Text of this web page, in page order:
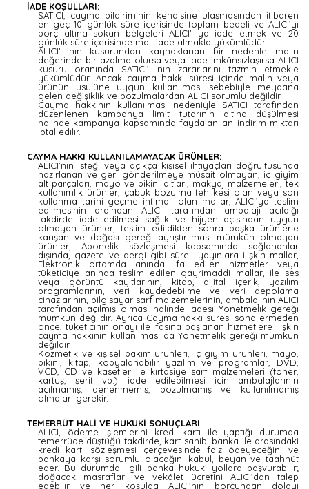
İADE KOŞULLARI:
SATICI, cayma bildiriminin kendisine ulaşmasından itibaren
en geç 10 günlük süre içerisinde toplam bedeli ve ALICI’yı
borç altına sokan belgeleri ALICI’ ya iade etmek ve 20
günlük süre içerisinde malı iade almakla yükümlüdür.
ALICI’ nın kusurundan kaynaklanan bir nedenle malın
değerinde bir azalma olursa veya iade imkânsızlaşırsa ALICI
kusuru oranında SATICI’ nın zararlarını tazmin etmekle
yükümlüdür. Ancak cayma hakkı süresi içinde malın veya
ürünün usulüne uygun kullanılması sebebiyle meydana
gelen değişiklik ve bozulmalardan ALICI sorumlu değildir.
Cayma hakkının kullanılması nedeniyle SATICI tarafından
düzenlenen kampanya limit tutarının altına düşülmesi
halinde kampanya kapsamında faydalanılan indirim miktarı
iptal edilir.
CAYMA HAKKI KULLANILAMAYACAK ÜRÜNLER:
ALICI’nın isteği veya açıkça kişisel ihtiyaçları doğrultusunda
hazırlanan ve geri gönderilmeye müsait olmayan, iç giyim
alt parçaları, mayo ve bikini altları, makyaj malzemeleri, tek
kullanımlık ürünler, çabuk bozulma tehlikesi olan veya son
kullanma tarihi geçme ihtimali olan mallar, ALICI’ya teslim
edilmesinin ardından ALICI tarafından ambalajı açıldığı
takdirde iade edilmesi sağlık ve hijyen açısından uygun
olmayan ürünler, teslim edildikten sonra başka ürünlerle
karışan ve doğası gereği ayrıştırılması mümkün olmayan
ürünler, Abonelik sözleşmesi kapsamında sağlananlar
dışında, gazete ve dergi gibi süreli yayınlara ilişkin mallar,
Elektronik ortamda anında ifa edilen hizmetler veya
tüketiciye anında teslim edilen gayrimaddi mallar, ile ses
veya görüntü kayıtlarının, kitap, dijital içerik, yazılım
programlarının, veri kaydedebilme ve veri depolama
cihazlarının, bilgisayar sarf malzemelerinin, ambalajının ALICI
tarafından açılmış olması halinde iadesi Yönetmelik gereği
mümkün değildir. Ayrıca Cayma hakkı süresi sona ermeden
önce, tüketicinin onayı ile ifasına başlanan hizmetlere ilişkin
cayma hakkının kullanılması da Yönetmelik gereği mümkün
değildir.
Kozmetik ve kişisel bakım ürünleri, iç giyim ürünleri, mayo,
bikini, kitap, kopyalanabilir yazılım ve programlar, DVD,
VCD, CD ve kasetler ile kırtasiye sarf malzemeleri (toner,
kartuş, şerit vb.) iade edilebilmesi için ambalajlarının
açılmamış, denenmemiş, bozulmamış ve kullanılmamış
olmaları gerekir.
TEMERRÜT HALİ VE HUKUKİ SONUÇLARI
ALICI, ödeme işlemlerini kredi kartı ile yaptığı durumda
temerrüde düştüğü takdirde, kart sahibi banka ile arasındaki
kredi kartı sözleşmesi çerçevesinde faiz ödeyeceğini ve
bankaya karşı sorumlu olacağını kabul, beyan ve taahhüt
eder. Bu durumda ilgili banka hukuki yollara başvurabilir;
doğacak masrafları ve vekâlet ücretini ALICI’dan talep
edebilir ve her koşulda ALICI’nın borcundan dolayı